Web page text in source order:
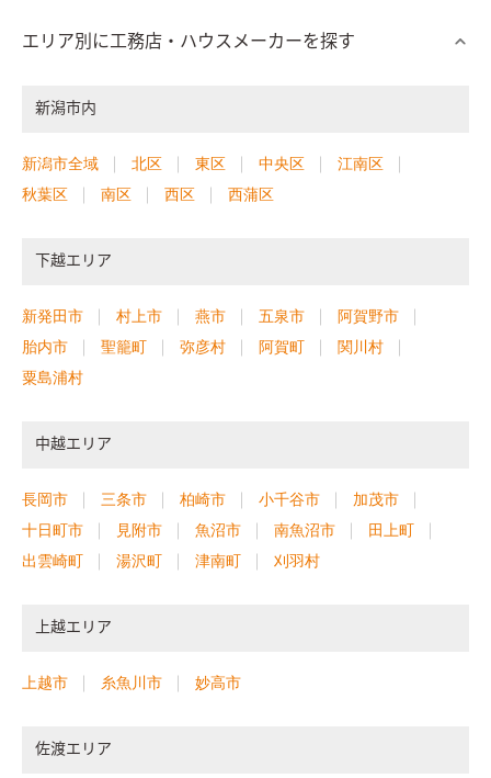
エリア別に工務店・ハウスメーカーを探す
新潟市内
新潟市全域 北区 東区 中央区
江南区
秋葉区
南区 西区 西蒲区
下越エリア
新発田市 村上市 燕市 五泉市
阿賀野市
胎内市
聖籠町 弥彦村 阿賀町
関川村
粟島浦村
中越エリア
長岡市 三条市 柏崎市 小千谷市
加茂市
十日町市
見附市 魚沼市 南魚沼市
田上町
出雲崎町
湯沢町 津南町 刈羽村
上越エリア
上越市 糸魚川市 妙高市
佐渡エリア